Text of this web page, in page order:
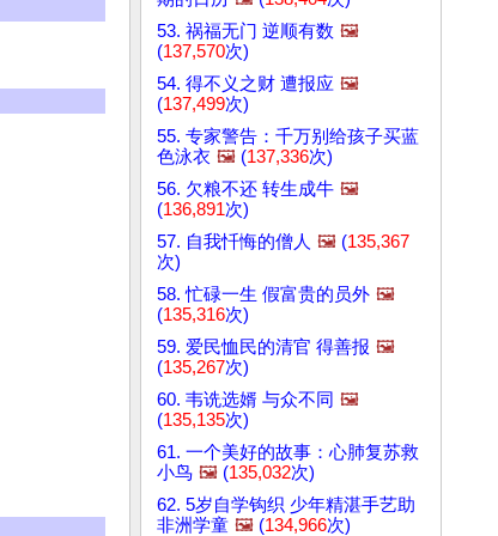
53. 祸福无门 逆顺有数 🖼️
(137,570次)
54. 得不义之财 遭报应 🖼️
(137,499次)
55. 专家警告：千万别给孩子买蓝
色泳衣 🖼️ (137,336次)
56. 欠粮不还 转生成牛 🖼️
(136,891次)
57. 自我忏悔的僧人 🖼️ (135,367
次)
58. 忙碌一生 假富贵的员外 🖼️
(135,316次)
59. 爱民恤民的清官 得善报 🖼️
(135,267次)
60. 韦诜选婿 与众不同 🖼️
(135,135次)
61. 一个美好的故事：心肺复苏救
小鸟 🖼️ (135,032次)
62. 5岁自学钩织 少年精湛手艺助
非洲学童 🖼️ (134,966次)